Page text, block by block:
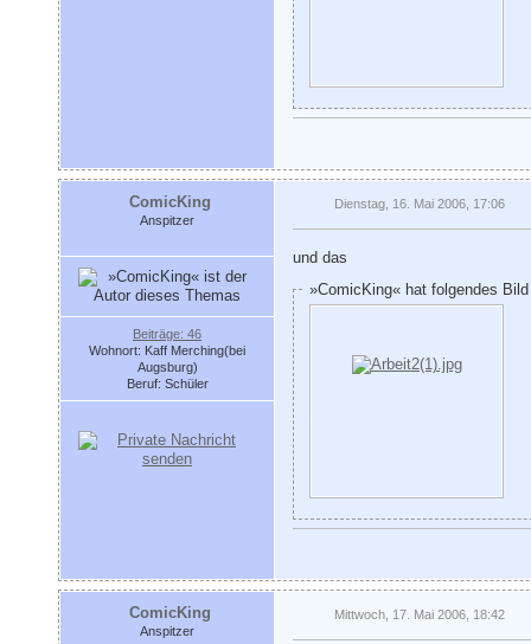
ComicKing
Anspitzer
Beiträge: 46
Wohnort: Kaff Merching(bei
Augsburg)
Beruf: Schüler
Dienstag, 16. Mai 2006, 17:06
und das
»ComicKing« hat folgendes
ComicKing
Anspitzer
Mittwoch, 17. Mai 2006, 18:42